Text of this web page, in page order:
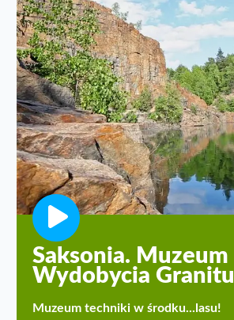
Saksonia. Muzeum
Wydobycia Granitu
Muzeum techniki w środku...lasu!